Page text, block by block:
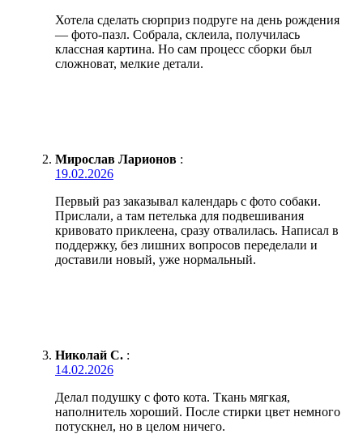
Хотела сделать сюрприз подруге на день рождения
— фото-пазл. Собрала, склеила, получилась
классная картина. Но сам процесс сборки был
сложноват, мелкие детали.
Мирослав Ларионов :
19.02.2026
Первый раз заказывал календарь с фото собаки.
Прислали, а там петелька для подвешивания
кривовато приклеена, сразу отвалилась. Написал в
поддержку, без лишних вопросов переделали и
доставили новый, уже нормальный.
Николай С. :
14.02.2026
Делал подушку с фото кота. Ткань мягкая,
наполнитель хороший. После стирки цвет немного
потускнел, но в целом ничего.